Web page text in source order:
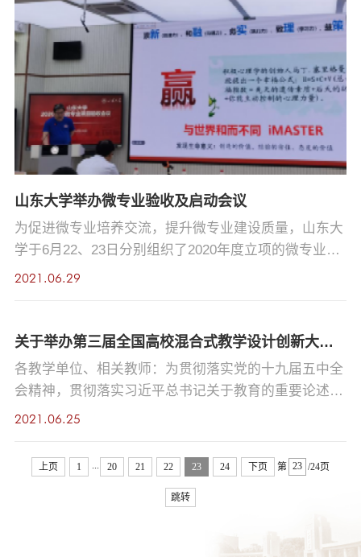
校区生命南楼231 智慧互动教室三、活动主题及形式：
本工作坊面向有一定教学研究基础的一线教师，围绕确
定选题、设计实...
山东大学举办微专业验收及启动会议
为促进微专业培养交流，提升微专业建设质量，山东大
学于6月22、23日分别组织了2020年度立项的微专业验
收及2021年度立项的微专业启动会议，本科生院姜兆亮
色。微专业一经推出，即以其高阶性、创新性和挑战度
的特点受到同学们的积极关注和响应。截止目前，16个
2020年度立项的微专业项目完成招生，总计招生400余
2021.06.29
关于举办第三届全国高校混合式教学设计创新大赛校赛选拔的通知
各教学单位、相关教师：为贯彻落实党的十九届五中全
会精神，贯彻落实习近平总书记关于教育的重要论述和
全国教育大会精神，推进一流本科课程建设，推进信息
国高校混合式教学设计创新大赛”（通知及大赛章程见
附件1）校赛选拔活动，具体通知如下： 一、参赛对象
及项目范围我校承担教学任务，开展线上线下混合式教
2021.06.25
上页 1 ... 20 21 22 23 24 下页 第 /24页
跳转